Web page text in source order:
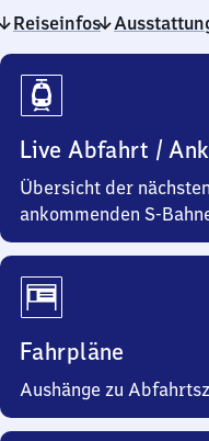
Reiseinfos
Reiseinfos
Live Abfahrt /
Übersicht der
ankommenden S-
Fahrpläne
Aushänge zu